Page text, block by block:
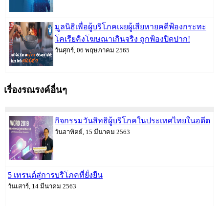
มูลนิธิเพื่อผู้บริโภคเผยผู้เสียหายคดีฟ้องกระทะ
โคเรียคิงโฆษณาเกินจริง ถูกฟ้องปิดปาก!
วันศุกร์, 06 พฤษภาคม 2565
เรื่องรณรงค์อื่นๆ
กิจกรรมวันสิทธิผู้บริโภคในประเทศไทยในอดีต
วันอาทิตย์, 15 มีนาคม 2563
5 เทรนด์สู่การบริโภคที่ยั่งยืน
วันเสาร์, 14 มีนาคม 2563